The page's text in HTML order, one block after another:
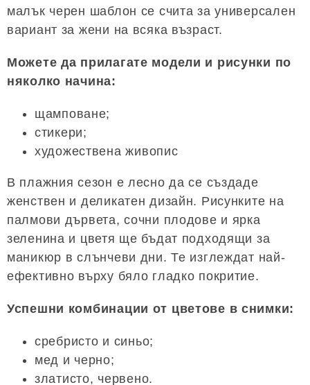
малък черен шаблон се счита за универсален
вариант за жени на всяка възраст.
Можете да прилагате модели и рисунки по
няколко начина:
щамповане;
стикери;
художествена живопис
В плажния сезон е лесно да се създаде
женствен и деликатен дизайн. Рисунките на
палмови дървета, сочни плодове и ярка
зеленина и цветя ще бъдат подходящи за
маникюр в слънчеви дни. Те изглеждат най-
ефективно върху бяло гладко покритие.
Успешни комбинации от цветове в снимки:
сребристо и синьо;
мед и черно;
златисто, червено.